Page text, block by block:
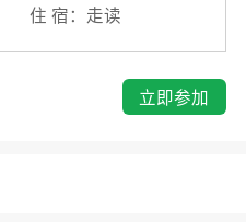
住 宿：走读
立即参加